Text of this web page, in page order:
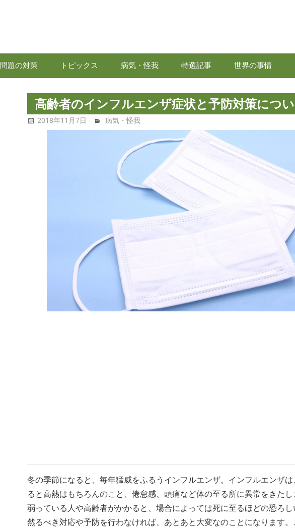
齢
者
報.com
問題の対策 トピックス 病気・怪我 特選記事 世界の事情
高齢者のインフルエンザ症状と予防対策につ
2018年11月7日 高齢者問題.com
病気・怪我
冬の季節になると、毎年猛威をふるうインフルエンザ。インフルエンザ
ると高熱はもちろんのこと、倦怠感、頭痛など体の至る所に異常をきた
弱っている人や高齢者がかかると、場合によっては死に至るほどの恐ろし
然るべき対応や予防を行わなければ、あとあと大変なのことになります